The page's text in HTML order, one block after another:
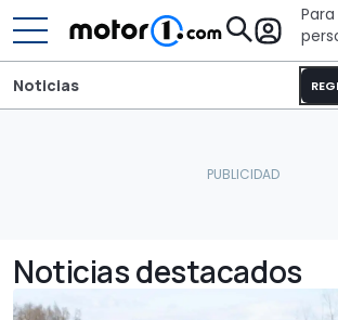
Noticias
Noticias destacados